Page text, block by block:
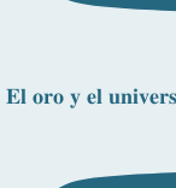
𝐄𝐥 𝐨𝐫𝐨 𝐲 𝐞𝐥